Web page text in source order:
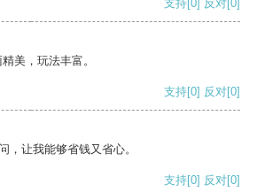
支持[0] 反对[0]
美，玩法丰富。
支持[0] 反对[0]
，让我能够省钱又省心。
支持[0] 反对[0]